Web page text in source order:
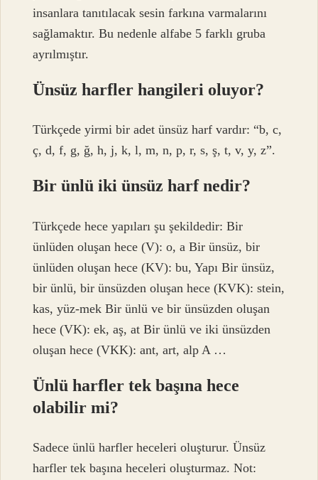
insanlara tanıtılacak sesin farkına varmalarını
sağlamaktır. Bu nedenle alfabe 5 farklı gruba
ayrılmıştır.
Ünsüz harfler hangileri oluyor?
Türkçede yirmi bir adet ünsüz harf vardır: “b, c,
ç, d, f, g, ğ, h, j, k, l, m, n, p, r, s, ş, t, v, y, z”.
Bir ünlü iki ünsüz harf nedir?
Türkçede hece yapıları şu şekildedir: Bir
ünlüden oluşan hece (V): o, a Bir ünsüz, bir
ünlüden oluşan hece (KV): bu, Yapı Bir ünsüz,
bir ünlü, bir ünsüzden oluşan hece (KVK): stein,
kas, yüz-mek Bir ünlü ve bir ünsüzden oluşan
hece (VK): ek, aş, at Bir ünlü ve iki ünsüzden
oluşan hece (VKK): ant, art, alp A …
Ünlü harfler tek başına hece
olabilir mi?
Sadece ünlü harfler heceleri oluşturur. Ünsüz
harfler tek başına heceleri oluşturmaz. Not: